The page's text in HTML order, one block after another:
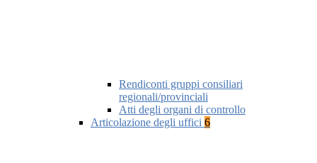
Rendiconti gruppi consiliari
regionali/provinciali
Atti degli organi di controllo
Articolazione degli uffici 6